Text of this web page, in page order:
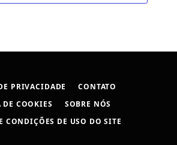
PRIVACIDADE
CONTATO
COOKIES
SOBRE NÓS
CONDIÇÕES DE USO DO SITE